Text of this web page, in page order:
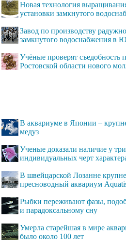
Новая технология
установки замкнутого
Завод по производству
замкнутого водоснабжения в
Учёные проверят съедобность
Ростовской области нового
В аквариуме в Японии –
медуз
Ученые доказали наличие у
индивидуальных черт
В швейцарской Лозанне
пресноводный аквариум
Рыбки переживают фазы,
и парадоксальному сну
Умерла старейшая в мире
было около 100 лет